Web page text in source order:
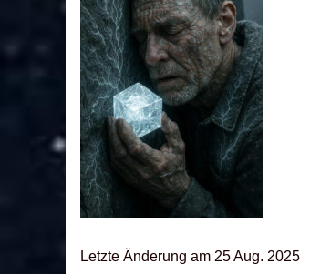
Letz­te Ände­rung am 25 Aug. 2025